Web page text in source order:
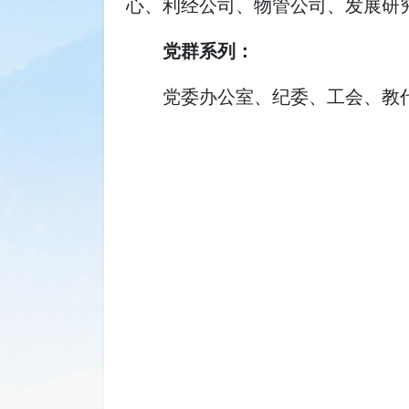
心、利经公司、物管公司、发展研
党群系列：
党委办公室、纪委、工会、教